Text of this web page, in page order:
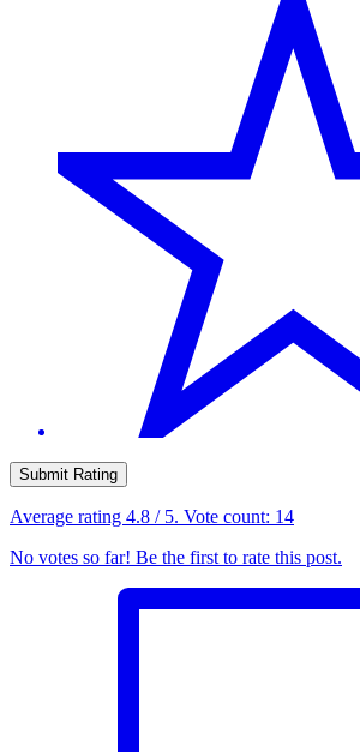
Submit Rating
Average rating 4.8 / 5. Vote count: 14
No votes so far! Be the first to rate this post.